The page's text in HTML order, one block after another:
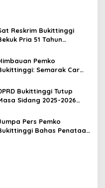
Reskrim Bukittinggi
Pria 51 Tahun
Pemko
Semarak Car
ke I Komando Daerah
(KODAM) XX/Tuanku
Bonjol
Bukittinggi Tutup
Sidang 2025-2026
2026-2027, Wako Ramlan
Apresiasi
Pers Pemko
Bahas Penataan